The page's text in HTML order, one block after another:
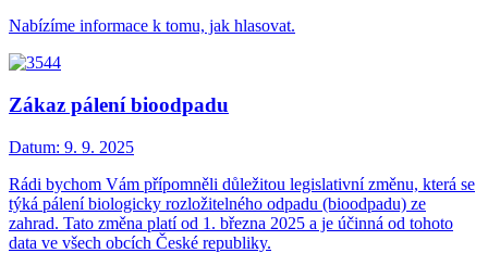
Nabízíme informace k tomu, jak hlasovat.
Zákaz pálení bioodpadu
Datum: 9. 9. 2025
Rádi bychom Vám přípomněli důležitou legislativní změnu, která se
týká pálení biologicky rozložitelného odpadu (bioodpadu) ze
zahrad. Tato změna platí od 1. března 2025 a je účinná od tohoto
data ve všech obcích České republiky.